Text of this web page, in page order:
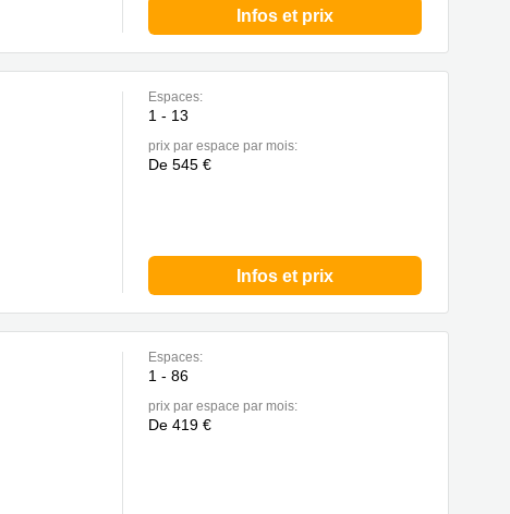
Infos et prix
Espaces:
1 - 13
prix par espace par mois:
De 545 €
Infos et prix
Espaces:
1 - 86
prix par espace par mois:
De 419 €